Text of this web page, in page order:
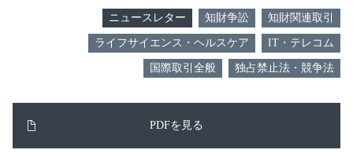
ニュースレター 知財争訟 知財関連取引
ライフサイエンス・ヘルスケア IT・テレコム
国際取引全般 独占禁止法・競争法
PDFを見る